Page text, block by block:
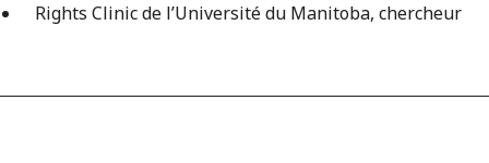
Rights Clinic de l’Université du Manitoba, chercheur